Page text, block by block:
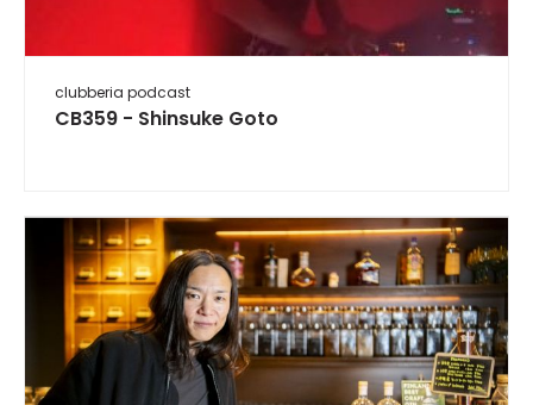
clubberia podcast
CB359 - Shinsuke Goto